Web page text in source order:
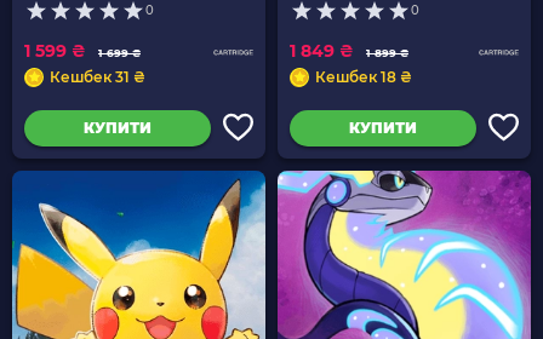
0
1 699 ₴
1 599 ₴
Кешбек 31 ₴
КУПИТИ
0
1 899 ₴
1 849 ₴
Кешбек 18 ₴
КУПИТИ